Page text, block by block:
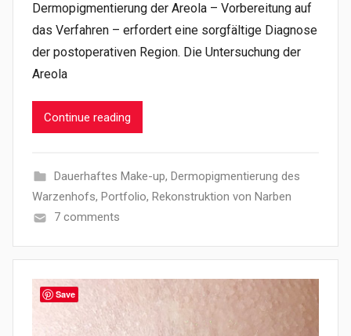
Dermopigmentierung der Areola – Vorbereitung auf
das Verfahren – erfordert eine sorgfältige Diagnose
der postoperativen Region. Die Untersuchung der
Areola
Continue reading
Dauerhaftes Make-up, Dermopigmentierung des
Warzenhofs, Portfolio, Rekonstruktion von Narben
7 comments
Save